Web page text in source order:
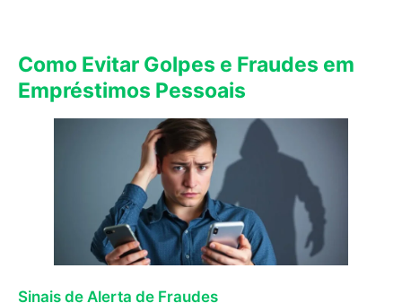
Como Evitar Golpes e Fraudes em
Empréstimos Pessoais
Sinais de Alerta de Fraudes